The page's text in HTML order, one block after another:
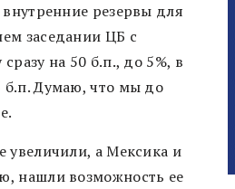
резервы для
заседании ЦБ с
на 50 б.п., до 5%, в
Думаю, что мы до
увеличили, а Мексика и
нашли возможность ее